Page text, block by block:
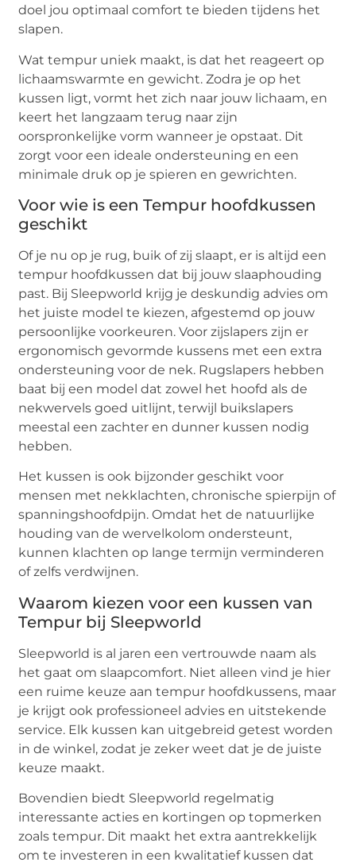
doel jou optimaal comfort te bieden tijdens het
slapen.
Wat tempur uniek maakt, is dat het reageert op
lichaamswarmte en gewicht. Zodra je op het
kussen ligt, vormt het zich naar jouw lichaam, en
keert het langzaam terug naar zijn
oorspronkelijke vorm wanneer je opstaat. Dit
zorgt voor een ideale ondersteuning en een
minimale druk op je spieren en gewrichten.
Voor wie is een Tempur hoofdkussen
geschikt
Of je nu op je rug, buik of zij slaapt, er is altijd een
tempur hoofdkussen dat bij jouw slaaphouding
past. Bij Sleepworld krijg je deskundig advies om
het juiste model te kiezen, afgestemd op jouw
persoonlijke voorkeuren. Voor zijslapers zijn er
ergonomisch gevormde kussens met een extra
ondersteuning voor de nek. Rugslapers hebben
baat bij een model dat zowel het hoofd als de
nekwervels goed uitlijnt, terwijl buikslapers
meestal een zachter en dunner kussen nodig
hebben.
Het kussen is ook bijzonder geschikt voor
mensen met nekklachten, chronische spierpijn of
spanningshoofdpijn. Omdat het de natuurlijke
houding van de wervelkolom ondersteunt,
kunnen klachten op lange termijn verminderen
of zelfs verdwijnen.
Waarom kiezen voor een kussen van
Tempur bij Sleepworld
Sleepworld is al jaren een vertrouwde naam als
het gaat om slaapcomfort. Niet alleen vind je hier
een ruime keuze aan tempur hoofdkussens, maar
je krijgt ook professioneel advies en uitstekende
service. Elk kussen kan uitgebreid getest worden
in de winkel, zodat je zeker weet dat je de juiste
keuze maakt.
Bovendien biedt Sleepworld regelmatig
interessante acties en kortingen op topmerken
zoals tempur. Dit maakt het extra aantrekkelijk
om te investeren in een kwalitatief kussen dat